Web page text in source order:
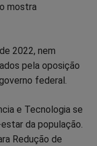
mostra
2022, nem
pela oposição
federal.
e Tecnologia se
da população.
Redução de